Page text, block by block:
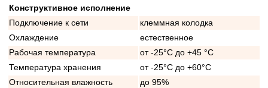
Конструктивное исполнение
Подключение к сети
клеммная колодка
Охлаждение
естественное
Рабочая температура
от -25°C до +45 °C
Температура хранения
от -25°C до +60°C
Относительная влажность
до 95%